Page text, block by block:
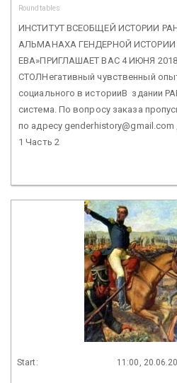
Roundtables
ИНСТИТУТ ВСЕОБЩЕЙ ИСТОРИИ
АЛЬМАНАХА ГЕНДЕРНОЙ ИСТОРИИ
ЕВА»ПРИГЛАШАЕТ ВАС 4 ИЮНЯ
СТОЛНегативный чувственный
социального в историиВ здании
система. По вопросу заказа
по адресу
1 Часть 2
Start: 11:00,